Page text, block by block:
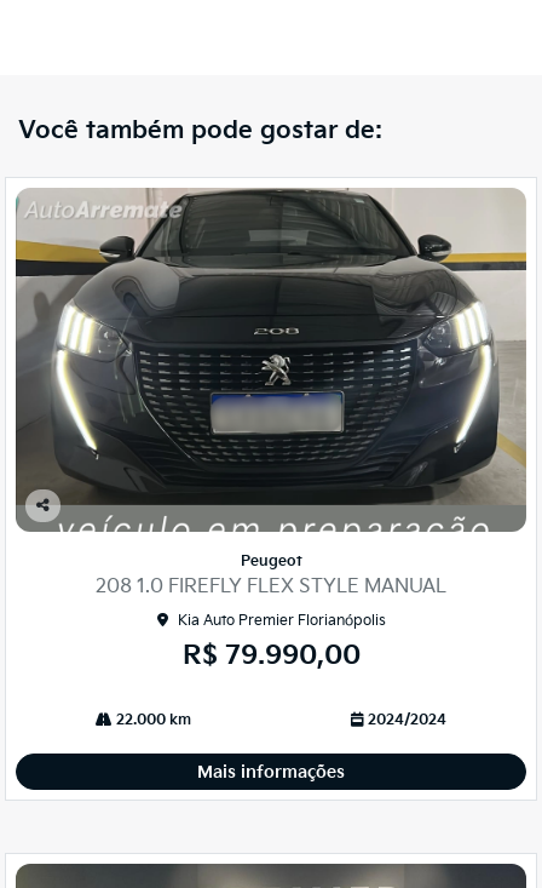
Você também pode gostar de:
Co
Peugeot
208 1.0 FIREFLY FLEX STYLE MANUAL
Kia Auto Premier Florianópolis
R$ 79.990,00
22.000 km 2024/2024
Mais informações